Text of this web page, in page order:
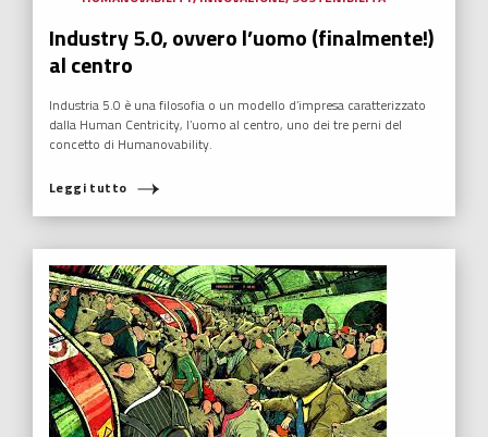
Industry 5.0, ovvero l’uomo (finalmente!)
al centro
Industria 5.0 è una filosofia o un modello d’impresa caratterizzato
dalla Human Centricity, l’uomo al centro, uno dei tre perni del
concetto di Humanovability.
Leggi tutto